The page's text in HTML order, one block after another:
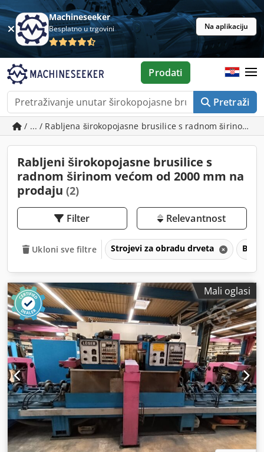
Machineseeker
Besplatno u trgovini Na aplikaciju
Pretraži
Prodati
/ ... / Rabljena širokopojasne brusilice s radnom širinom
Rabljeni širokopojasne brusilice s
radnom širinom većom od 2000 mm na
prodaju (2)
Filter Relevantnost
Ukloni sve filtre Strojevi za obradu drveta
Mali oglasi